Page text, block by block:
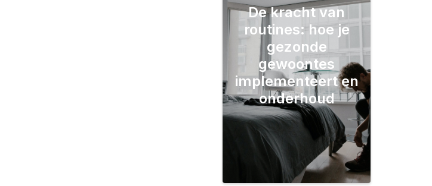
De kracht van
routines: hoe je
gezonde
gewoontes
implementeert en
onderhoud